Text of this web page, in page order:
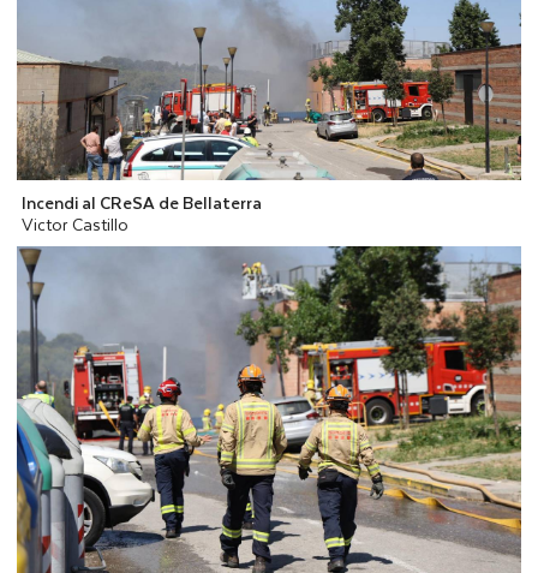
Incendi al CReSA de Bellaterra
Victor Castillo